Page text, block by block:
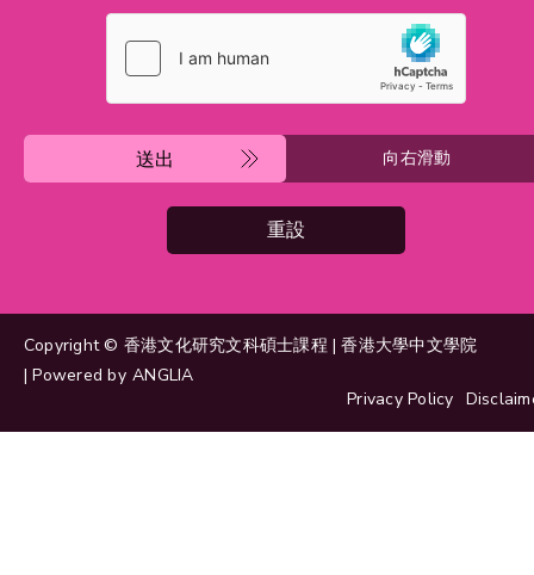
送出 向右滑動
重設
Copyright © 香港文化研究文科碩士課程 | 香港大學中文學院
| Powered by ANGLIA
Privacy Policy